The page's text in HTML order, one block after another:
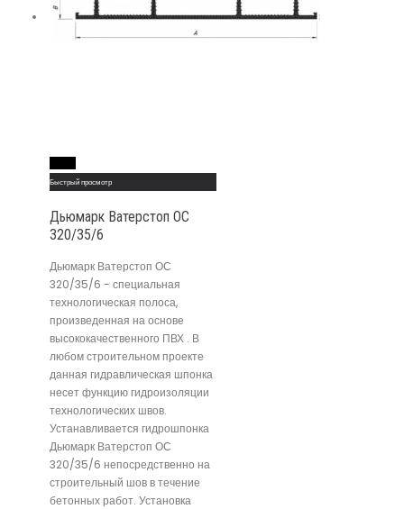
Быстрый просмотр
Дьюмарк Ватерстоп ОС
320/35/6
Дьюмарк Ватерстоп ОС
320/35/6 - специальная
технологическая полоса,
произведенная на основе
высококачественного ПВХ . В
любом строительном проекте
данная гидравлическая шпонка
несет функцию гидроизоляции
технологических швов.
Устанавливается гидрошпонка
Дьюмарк Ватерстоп ОС
320/35/6 непосредственно на
строительный шов в течение
бетонных работ. Установка